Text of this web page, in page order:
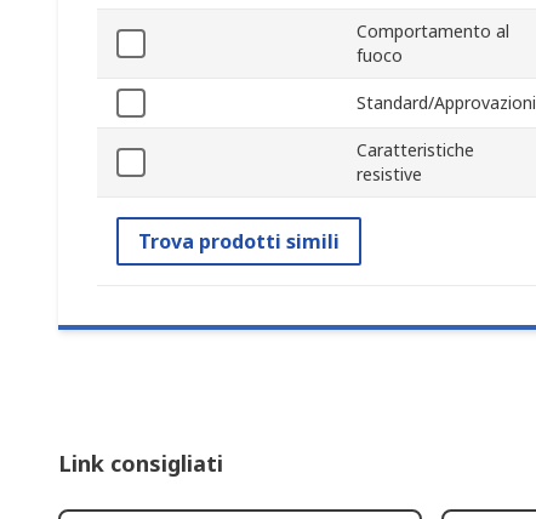
Comportamento al
fuoco
Standard/Approvazioni
Caratteristiche
resistive
Trova prodotti simili
Link consigliati